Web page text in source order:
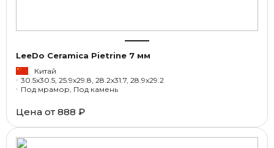
LeeDo Ceramica Pietrine 7 мм
Китай
30.5x30.5, 25.9x29.8, 28.2x31.7, 28.9x29.2
Под мрамор, Под камень
Цена от 888 ₽